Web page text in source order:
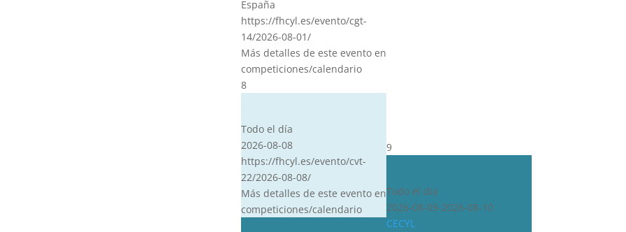
España
https://fhcyl.es/evento/cgt-
14/2026-08-01/
Más detalles de este evento en
competiciones/calendario
8
Todo el día
2026-08-08
https://fhcyl.es/evento/cvt-
22/2026-08-08/
Más detalles de este evento en
competiciones/calendario
9
Todo el día
2026-08-09-2026-08-10
CECYL